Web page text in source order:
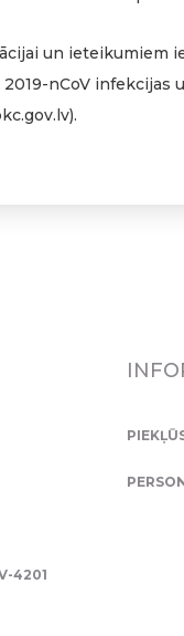
un ieteikumiem
nCoV infekcijas
4201